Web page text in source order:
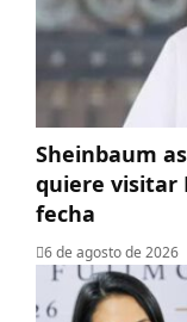
Sheinbaum
quiere visitar
fecha
6 de agosto de 2026